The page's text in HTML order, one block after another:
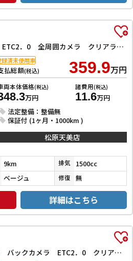
ハイブリッドZ ナビ TV ETC2．0 全周囲カメラ クリアランスソナー オートクルーズコントロール レーンアシスト パークアシスト 衝突被害軽減システム 両側電動スライドドア オートマチックハイビーム
払総額(税込) 359.9万円
両本体価格(税込)
万円
諸費用(税込)
11.6万円
法定整備：整備無
保証付 (1ヶ月・1000km )
録済未使用車
松原天美店
9km 排気 1500cc
ベージュ 修復 無
詳細はこちら
G ディスプレイオーディオ バックカメラ ETC2．0 クリアランスソナー クルーズコントロール レーンアシスト パワーシート 衝突被害軽減システム LEDヘッドランプ 電動リアゲート アルミホイール